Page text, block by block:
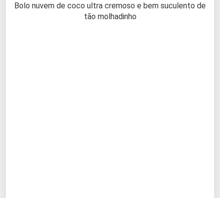
Bolo nuvem de coco ultra cremoso e bem suculento de
tão molhadinho